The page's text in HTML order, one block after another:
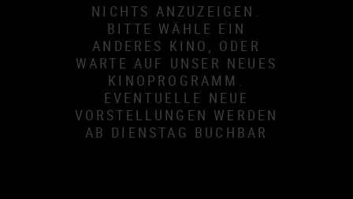
NICHTS ANZUZEIGEN.
BITTE WÄHLE EIN
ANDERES KINO, ODER
WARTE AUF UNSER NEUES
KINOPROGRAMM.
EVENTUELLE NEUE
VORSTELLUNGEN WERDEN
AB DIENSTAG BUCHBAR